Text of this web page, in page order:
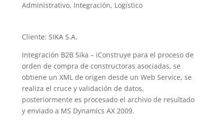
Administrativo, Integración, Logístico
Cliente: SIKA S.A.
Integración B2B Sika – iConstruye para el proceso de
orden de compra de constructoras asociadas, se
obtiene un XML de origen desde un Web Service, se
realiza el cruce y validación de datos,
posteriormente es procesado el archivo de resultado
y enviado a MS Dynamics AX 2009.